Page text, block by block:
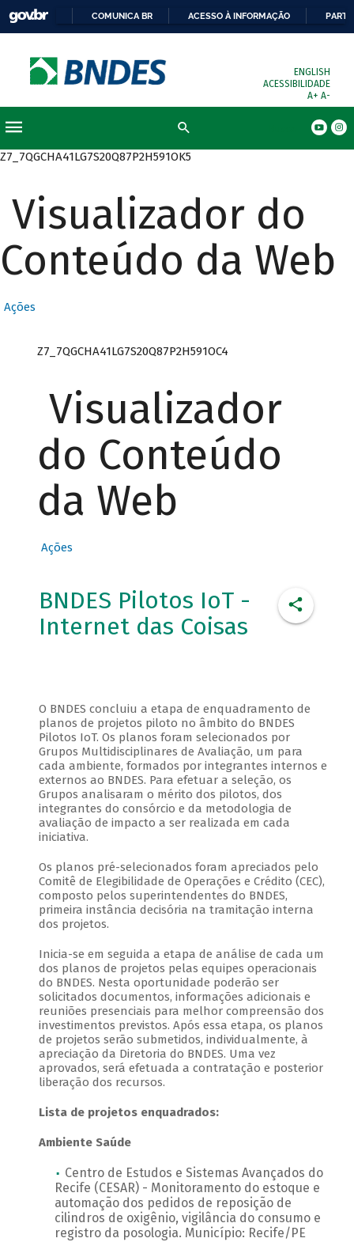
COMUNICA BR ACESSO À INFORMAÇÃO
ENGLISH
ACESSIBILIDADE
A+ A-
Z7_7QGCHA41LG7S20Q87P2H591OK5
Visualizador do
Conteúdo da Web
Ações
Z7_7QGCHA41LG7S20Q87P2H591OC4
Visualizador
do Conteúdo
da Web
Ações
BNDES Pilotos IoT -
Internet das Coisas
O BNDES concluiu a etapa de enquadramento de
planos de projetos piloto no âmbito do BNDES
Pilotos IoT. Os planos foram selecionados por
Grupos Multidisciplinares de Avaliação, um para
cada ambiente, formados por integrantes internos e
externos ao BNDES. Para efetuar a seleção, os
Grupos analisaram o mérito dos pilotos, dos
integrantes do consórcio e da metodologia de
avaliação de impacto a ser realizada em cada
iniciativa.
Os planos pré-selecionados foram apreciados pelo
Comitê de Elegibilidade de Operações e Crédito (CEC),
composto pelos superintendentes do BNDES,
primeira instância decisória na tramitação interna
dos projetos.
Inicia-se em seguida a etapa de análise de cada um
dos planos de projetos pelas equipes operacionais
do BNDES. Nesta oportunidade poderão ser
solicitados documentos, informações adicionais e
reuniões presenciais para melhor compreensão dos
investimentos previstos. Após essa etapa, os planos
de projetos serão submetidos, individualmente, à
apreciação da Diretoria do BNDES. Uma vez
aprovados, será efetuada a contratação e posterior
liberação dos recursos.
Lista de projetos enquadrados:
Ambiente Saúde
Centro de Estudos e Sistemas Avançados do
Recife (CESAR) - Monitoramento do estoque e
automação dos pedidos de reposição de
cilindros de oxigênio, vigilância do consumo e
registro da posologia. Município: Recife/PE